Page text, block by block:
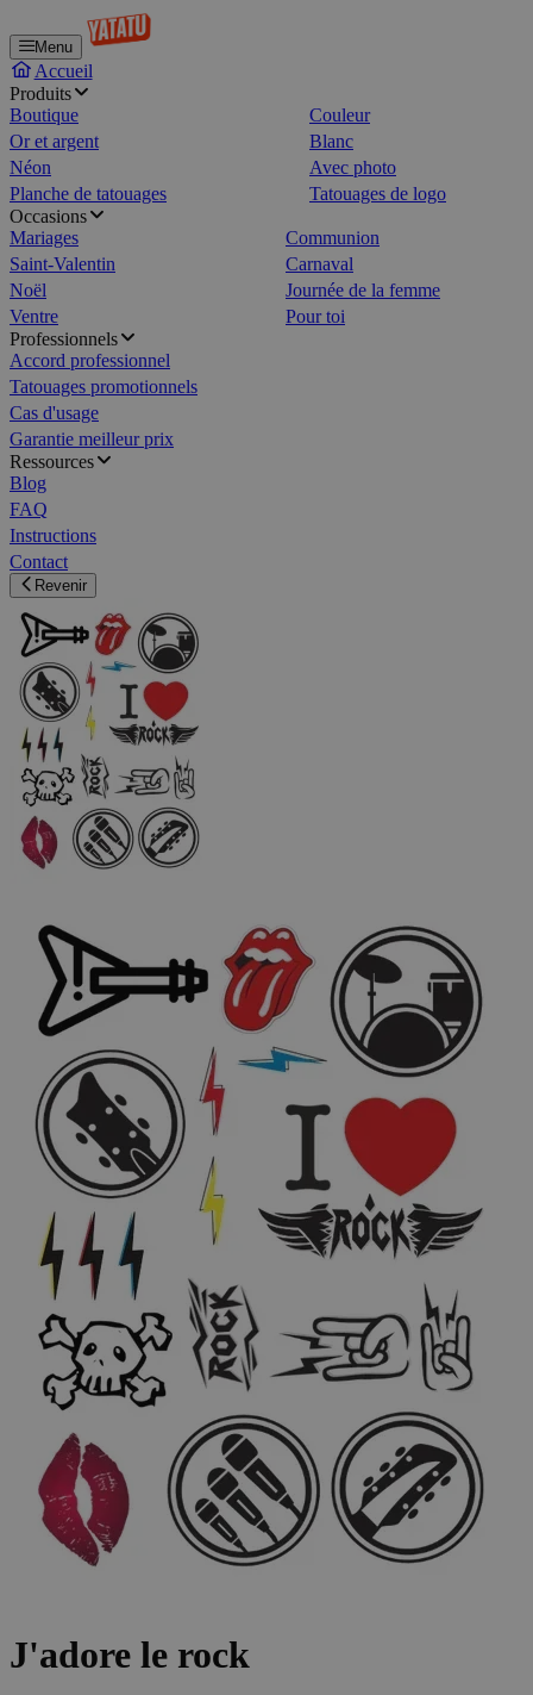
Menu
Accueil
Produits
Boutique
Couleur
Or et argent
Blanc
Néon
Avec photo
Planche de tatouages
Tatouages de logo
Occasions
Mariages
Communion
Saint-Valentin
Carnaval
Noël
Journée de la femme
Ventre
Pour toi
Professionnels
Accord professionnel
Tatouages promotionnels
Cas d'usage
Garantie meilleur prix
Ressources
Blog
FAQ
Instructions
Contact
Revenir
J'adore le rock